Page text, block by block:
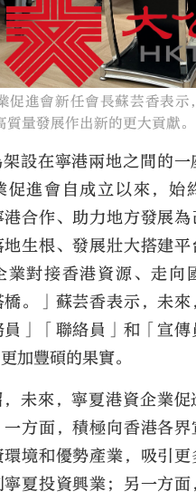
促進會新任會長蘇芸香表示
質量發展作出新的更大貢獻。
架設在寧港兩地之間的
促進會自成立以來，始
合作、助力地方發展
生根、發展壯大搭建平
業對接香港資源、走向
。」蘇芸香表示，未
員」「聯絡員」和「宣
加豐碩的果實。
未來，寧夏港資企業
方面，積極向香港各
境和優勢產業，吸引
夏投資興業；另一方